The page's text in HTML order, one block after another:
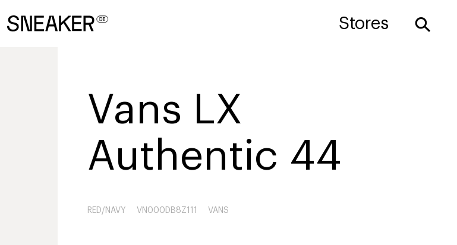
Stores ⚲
Vans LX
Authentic 44
RED/NAVY VN000DB8Z111 VANS